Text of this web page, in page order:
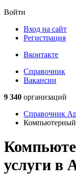
Войти
Вход на сайт
Регистрация
Вконтакте
Справочник
Вакансии
9 340 организаций
Справочник
Компьютерный
услуги в